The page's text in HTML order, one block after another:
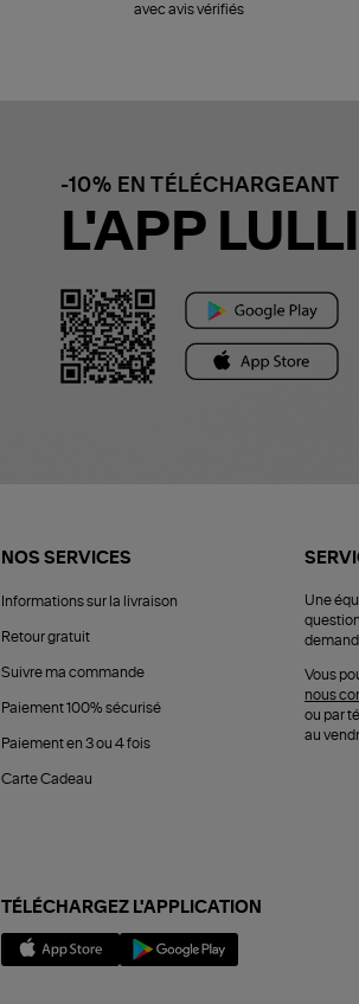
avec avis vérifiés
-10% EN TÉLÉCHARGEANT
L'APP LULLI
NOS SERVICES
Informations sur la livraison
Retour gratuit
Suivre ma commande
Paiement 100% sécurisé
Paiement en 3 ou 4 fois
Carte Cadeau
Une
Vous
nous
ou par
au
TÉLÉCHARGEZ L'APPLICATION